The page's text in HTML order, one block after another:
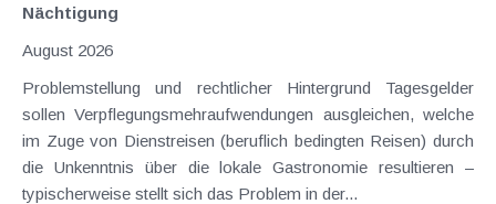
Nächtigung
August 2026
Problemstellung und rechtlicher Hintergrund Tagesgelder
sollen Verpflegungsmehraufwendungen ausgleichen, welche
im Zuge von Dienstreisen (beruflich bedingten Reisen) durch
die Unkenntnis über die lokale Gastronomie resultieren –
typischerweise stellt sich das Problem in der...